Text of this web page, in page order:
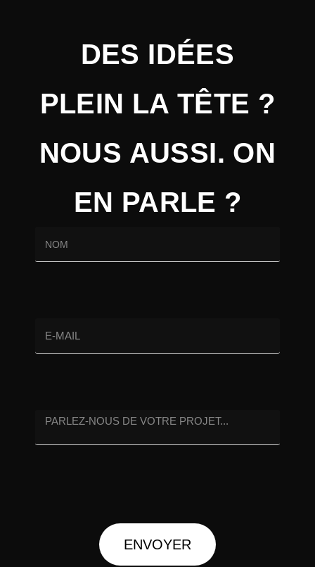
DES IDÉES
PLEIN LA TÊTE ?
NOUS AUSSI. ON
EN PARLE ?
ENVOYER